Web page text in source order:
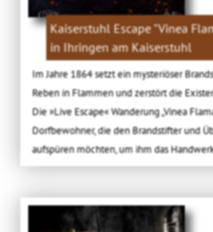
Kaiserstuhl Escape "Vinea
in Ihringen am Kaiserstuhl
Im Jahre 1864 setzt ein mysteriöser
Reben in Flammen und zerstört die
Die »Live Escape« Wanderung „Vinea
Dorfbewohner, die den Brandstifter und
aufspüren möchten, um ihm das